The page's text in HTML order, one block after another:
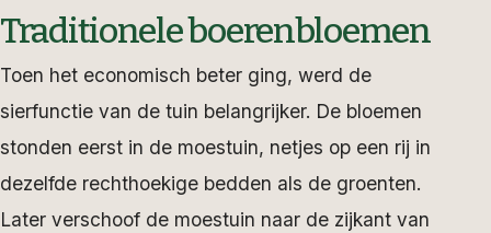
Traditionele boerenbloemen
Toen het economisch beter ging, werd de
sierfunctie van de tuin belangrijker. De bloemen
stonden eerst in de moestuin, netjes op een rij in
dezelfde rechthoekige bedden als de groenten.
Later verschoof de moestuin naar de zijkant van